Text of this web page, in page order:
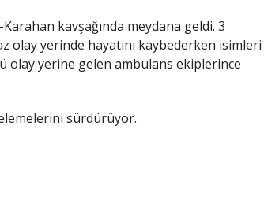
kavşağında meydana geldi. 3
olay yerinde hayatını kaybederken isimleri
olay yerine gelen ambulans ekiplerince
sürdürüyor.